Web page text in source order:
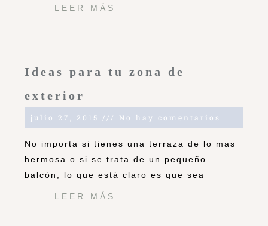
LEER MÁS
Ideas para tu zona de
exterior
julio 27, 2015 No hay comentarios
No importa si tienes una terraza de lo mas
hermosa o si se trata de un pequeño
balcón, lo que está claro es que sea
LEER MÁS